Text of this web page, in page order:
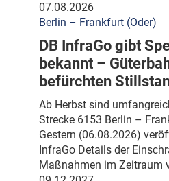
07.08.2026
Berlin – Frankfurt (Oder)
DB InfraGo gibt
bekannt –
befürchten
Ab Herbst sind
Strecke 6153 Berlin –
Gestern (06.08.2026)
InfraGo Details der
Maßnahmen im Zeitraum